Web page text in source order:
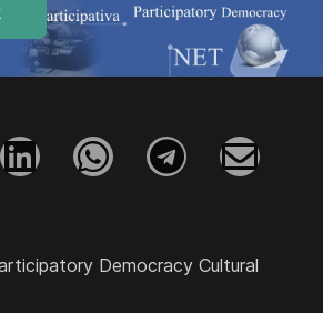
Democracy Cultural